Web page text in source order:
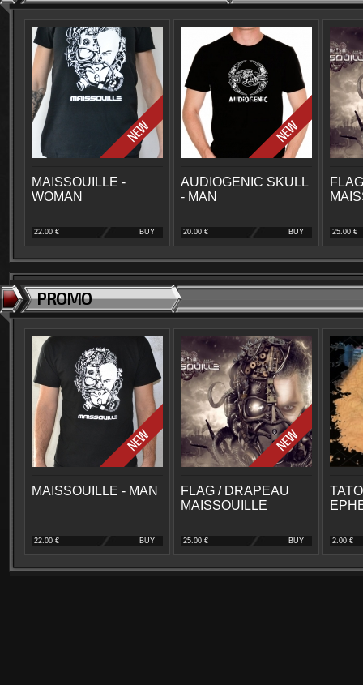
MAISSOUILLE -
WOMAN
22.00 € BUY
AUDIOGENIC SKULL
- MAN
20.00 € BUY 25.00 €
PROMO
MAISSOUILLE - MAN
22.00 € BUY
FLAG / DRAPEAU
MAISSOUILLE
25.00 € BUY 2.00 €